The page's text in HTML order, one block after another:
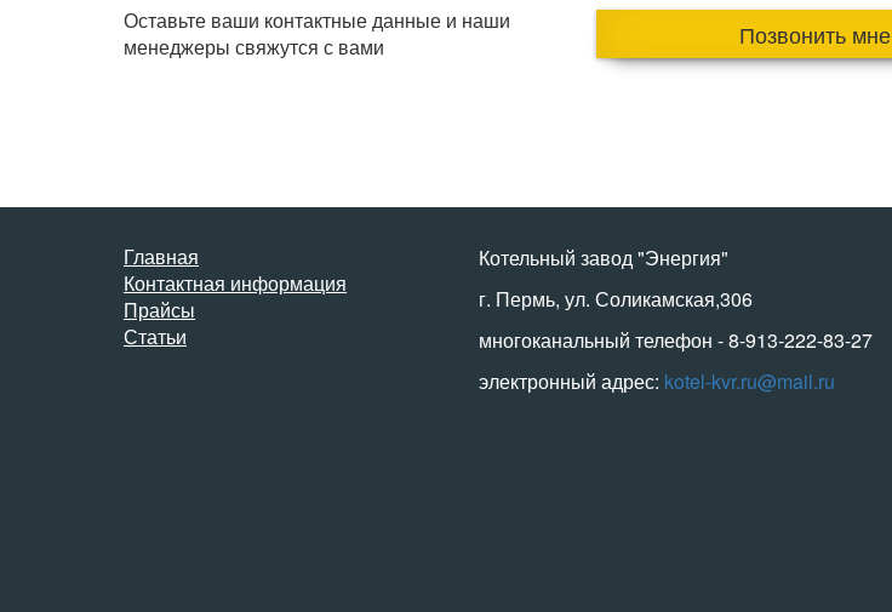
Оставьте ваши контактные данные и наши
менеджеры свяжутся с вами
Позвонить мне
Главная
Контактная информация
Прайсы
Статьи
Котельный завод "Энергия"
г. Пермь, ул. Соликамская,306
многоканальный телефон - 8-913-222-83-27
электронный адрес: kotel-kvr.ru@mail.ru